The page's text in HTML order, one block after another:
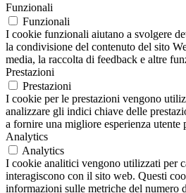
Funzionali
Funzionali
I cookie funzionali aiutano a svolgere
la condivisione del contenuto del sito
media, la raccolta di feedback e altre
Prestazioni
Prestazioni
I cookie per le prestazioni vengono
analizzare gli indici chiave delle
a fornire una migliore esperienza utente
Analytics
Analytics
I cookie analitici vengono utilizzati per
interagiscono con il sito web. Questi
informazioni sulle metriche del numero